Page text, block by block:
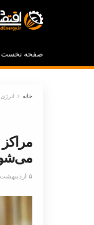
صفحه نخست
خانه
۵ اردیبهشت ۱۴۰۳ ساعت ۱۳:۳۰